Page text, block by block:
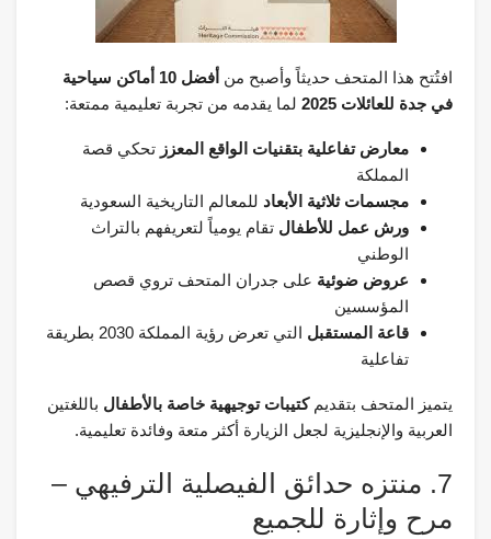
افتُتح هذا المتحف حديثاً وأصبح من
أفضل 10 أماكن سياحية
في جدة للعائلات 2025
لما يقدمه من تجربة تعليمية ممتعة:
معارض تفاعلية بتقنيات الواقع المعزز تحكي قصة
المملكة
مجسمات ثلاثية الأبعاد للمعالم التاريخية السعودية
ورش عمل للأطفال تقام يومياً لتعريفهم بالتراث
الوطني
عروض ضوئية على جدران المتحف تروي قصص
المؤسسين
قاعة المستقبل
التي تعرض رؤية المملكة 2030 بطريقة
تفاعلية
يتميز المتحف بتقديمكتيبات توجيهية خاصة بالأطفال باللغتين
العربية والإنجليزية لجعل الزيارة أكثر متعة وفائدة تعليمية.
7. منتزه حدائق الفيصلية الترفيهي –
مرح وإثارة للجميع